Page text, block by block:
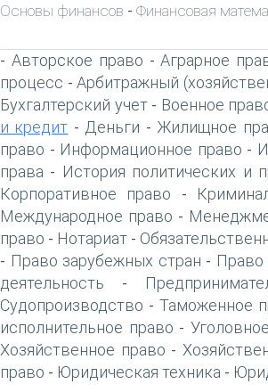
Основы финансов - Финансовая
- Авторское право -Аграрное
процесс -Арбитражный
Бухгалтерский учет- Военное
и кредит - Деньги - Жилищное
право - Информационное право -
права - История политических и
Корпоративное право -
Международное право -
право - Нотариат -
- Право зарубежных стран - Право
деятельность -
Судопроизводство -Таможенное
исполнительное право -
Хозяйственное право -
право - Юридическая техника -